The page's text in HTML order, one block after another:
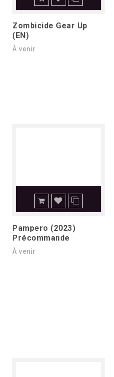
Zombicide Gear Up
(EN)
À venir
Pampero (2023)
Précommande
À venir